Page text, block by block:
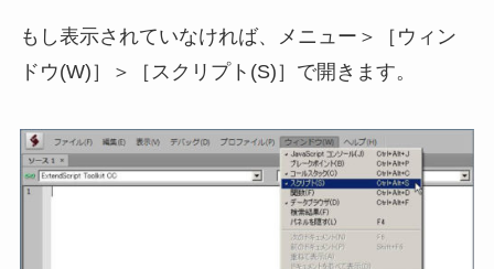
もし表示されていなければ、メニュー＞［ウィン
ドウ(W)］＞［スクリプト(S)］で開きます。